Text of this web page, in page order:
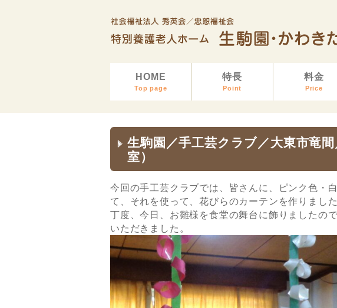
HOME
Top page
特長
Point
料金
Price
生駒園／手工芸クラブ／大東市竜
室）
今回の手工芸クラブでは、皆さんに、ピンク色・
て、それを使って、花びらのカーテンを作りました
丁度、今日、お雛様を食堂の舞台に飾りましたの
いただきました。